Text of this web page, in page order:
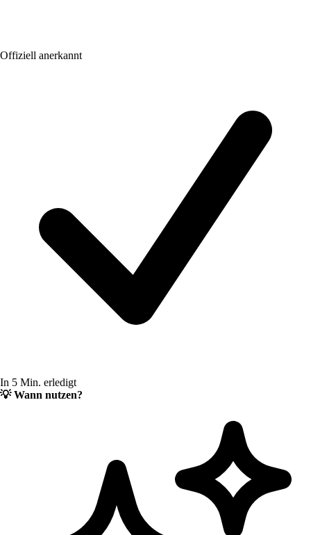
Offiziell anerkannt
In 5 Min. erledigt
💡Wann nutzen?